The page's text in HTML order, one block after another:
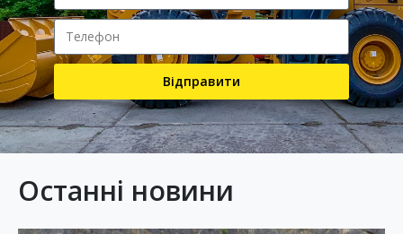
Відправити
Останні новини